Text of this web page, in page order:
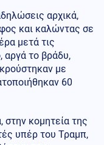
αρχικά,
και καλώντας σε
μετά τις
αργά το βράδυ,
με
60
στην κομητεία της
υπέρ του Τραμπ,